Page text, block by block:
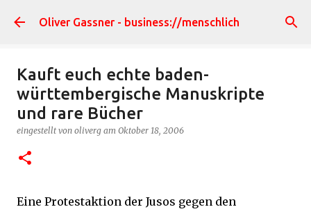
Direkt zum Hauptbereich
Oliver Gassner - business://menschlich
Kauft euch echte baden-
württembergische Manuskripte
und rare Bücher
eingestellt von oliverg am Oktober 18, 2006
Eine Protestaktion der Jusos gegen den